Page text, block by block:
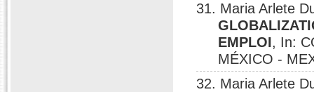
31. Maria Arlete
EMPLOI, In:
MÉXICO -
32. Maria Arlete